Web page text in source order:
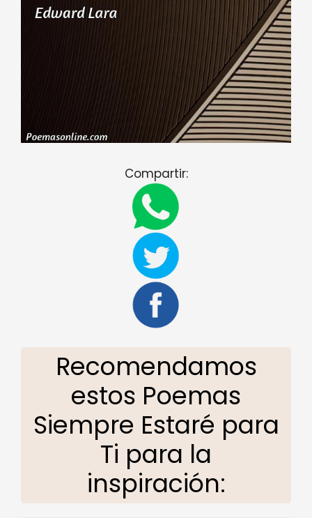
Compartir:
Recomendamos
estos Poemas
Siempre Estaré para
Ti para la
inspiración: